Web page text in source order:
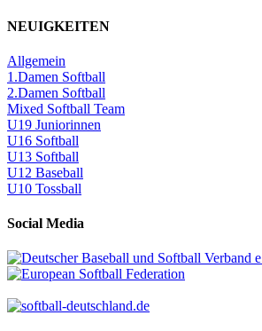
NEUIGKEITEN
Allgemein
1.Damen Softball
2.Damen Softball
Mixed Softball Team
U19 Juniorinnen
U16 Softball
U13 Softball
U12 Baseball
U10 Tossball
Social Media